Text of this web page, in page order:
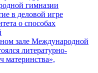
гимназии
в деловой игре
о способах